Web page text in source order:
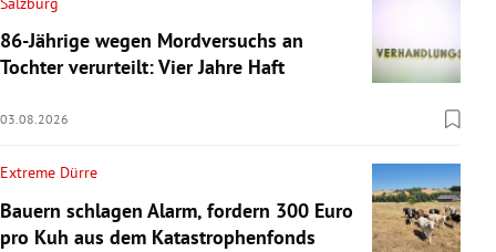
86-Jährige wegen Mordversuchs an
Tochter verurteilt: Vier Jahre Haft
03.08.2026
Extreme Dürre
Bauern schlagen Alarm, fordern 300 Euro
pro Kuh aus dem Katastrophenfonds